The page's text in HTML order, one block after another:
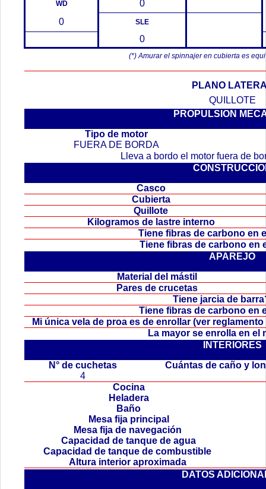
WD
0
0
SLE
0
(*) Amurar el spinnajer en cubierta es
PLANO
QUILLOTE
PROPULSION
Tipo de motor
FUERA DE BORDA
Lleva a bordo el motor fuera de
Casco
Cubierta
Quillote
Kilogramos de lastre interno
Tiene fibras de carbono en
Tiene fibras de carbono en
APAREJO
Material del mástil
Pares de crucetas
Tiene jarcia de
Tiene fibras de carbono en
Mi única vela de proa es de enrollar (ver
La mayor se enrolla en
INTERIORES
N° de cuchetas
Cuántas de caño y
4
Cocina
Heladera
Baño
Mesa fija principal
Mesa fija de navegación
Capacidad de tanque de agua
Capacidad de tanque de combustible
Altura interior aproximada
DATOS